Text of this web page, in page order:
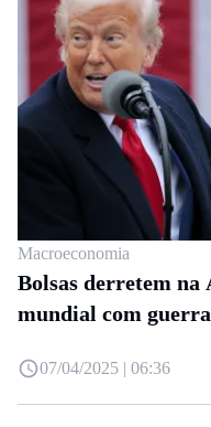
Macroeconomia
Bolsas derretem na
mundial com
07/04/2025 | 06:36